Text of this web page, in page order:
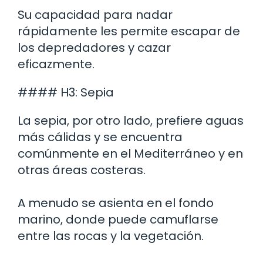
Su capacidad para nadar
rápidamente les permite escapar de
los depredadores y cazar
eficazmente.
#### H3: Sepia
La sepia, por otro lado, prefiere aguas
más cálidas y se encuentra
comúnmente en el Mediterráneo y en
otras áreas costeras.
A menudo se asienta en el fondo
marino, donde puede camuflarse
entre las rocas y la vegetación.